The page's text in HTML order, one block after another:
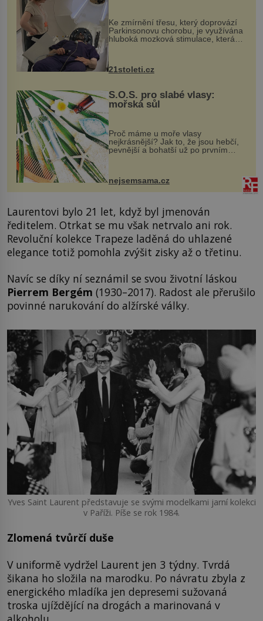
Ke zmírnění třesu, který doprovází
Parkinsonovu chorobu, je využívána
hluboká mozková stimulace, která
však vyžaduje vysoce invazivní
k dostatečně přesnému zacílení ...
21stoleti.cz
S.O.S. pro slabé vlasy:
mořská sůl
Proč máme u moře vlasy
nejkrásnější? Jak to, že jsou hebčí,
pevnější a bohatší už po prvním
vlasy. ...
nejsemsama.cz
Laurentovi bylo 21 let, když byl jmenován
ředitelem. Otrkat se mu však netrvalo ani rok.
Revoluční kolekce Trapeze laděná do uhlazené
elegance totiž pomohla zvýšit zisky až o třetinu.
Navíc se díky ní seznámil se svou životní láskou
Pierrem Bergém (1930–2017). Radost ale přerušilo
povinné narukování do alžírské války.
Yves Saint Laurent představuje se svými modelkami jarní kolekci
v Paříži. Píše se rok 1984.
Zlomená tvůrčí duše
V uniformě vydržel Laurent jen 3 týdny. Tvrdá
šikana ho složila na marodku. Po návratu zbyla z
energického mladíka jen depresemi sužovaná
troska ujíždějící na drogách a marinovaná v